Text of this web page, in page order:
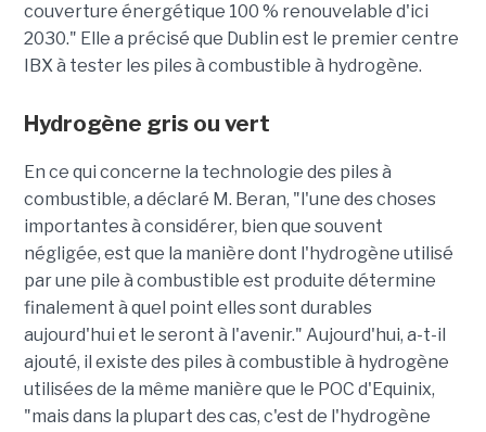
couverture énergétique 100 % renouvelable d'ici
2030." Elle a précisé que Dublin est le premier centre
IBX à tester les piles à combustible à hydrogène.
Hydrogène gris ou vert
En ce qui concerne la technologie des piles à
combustible, a déclaré M. Beran, "l'une des choses
importantes à considérer, bien que souvent
négligée, est que la manière dont l'hydrogène utilisé
par une pile à combustible est produite détermine
finalement à quel point elles sont durables
aujourd'hui et le seront à l'avenir." Aujourd'hui, a-t-il
ajouté, il existe des piles à combustible à hydrogène
utilisées de la même manière que le POC d'Equinix,
"mais dans la plupart des cas, c'est de l'hydrogène